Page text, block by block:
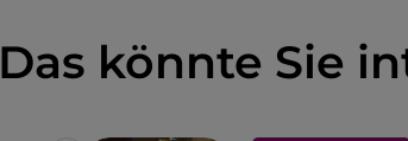
Das könnte Sie